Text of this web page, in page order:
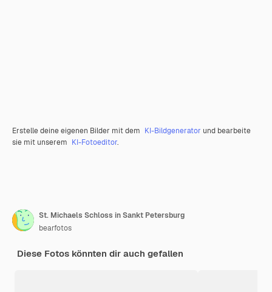
Erstelle deine eigenen Bilder mit dem KI-Bildgenerator und bearbeite
sie mit unserem KI-Fotoeditor.
St. Michaels Schloss in Sankt Petersburg
bearfotos
Diese Fotos könnten dir auch gefallen